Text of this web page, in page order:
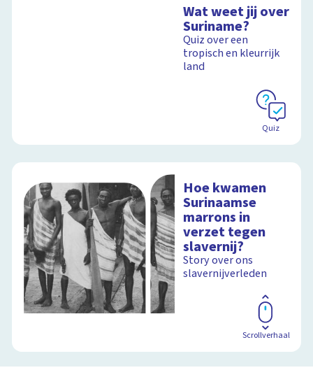
Wat weet jij over
Suriname?
Quiz over een
tropisch en kleurrijk
land
Quiz
Hoe kwamen
Surinaamse
marrons in
verzet tegen
slavernij?
Story over ons
slavernijverleden
Scrollverhaal